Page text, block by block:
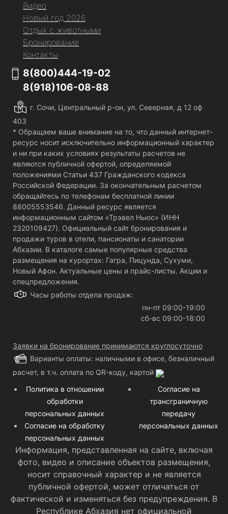
Видео
Новый год 2026
Отдых с животными
Бронирование
Контакты
8(800)444-19-02
8(918)106-08-88
г. Сочи, Центральный р-он, ул. Северная, д 12 оф
403
* Обращаем ваше внимание на то, что данный интернет-
ресурс носит исключительно информационный характер
и ни при каких условиях результаты расчетов не
являются публичной офертой, определяемой
положениями Статьи 437 Гражданского кодекса
Российской Федерации. За окончательным расчетом
обращайтесь по телефонам бесплатной линии
88005553546. Данный ресурс является
информационным сайтом «Трэвел Ньюс» (ИНН
2320109427). Официальный сайт бронирования и
продажи туров в отели, пансионаты и санатории
Абхазии. В каталоге самые популярные средства
размещения на курортах: Гагра, Пицунда, Сухуми,
Новый Афон. Актуальные цены и прайс-листы. Акции и
спецпредложения.
Часы работы отдела продаж:
пн-пт 09:00-19:00
сб-вс 09:00-18:00
Заявки на бронирование принимаются круглосуточно
Варианты оплаты: наличными в офисе, безналичный
расчет, в т.ч. оплата по QR-коду, картой
Политика в отношении
обработки
персональных данных
Согласие на обработку
персональных данных
Согласие на
трансграничную
передачу
персональных данных
Информация, представленная на сайте, включая
фото, видео и описание объектов размещения,
носит справочный характер и не является
публичной офертой, может отличаться от
фактической и изменяться без предупреждения. В
Республике Абхазия нет официальной